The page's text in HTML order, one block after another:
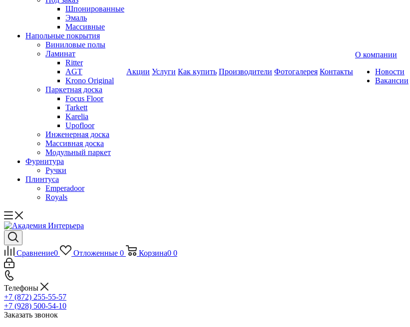
Шпонированные
Эмаль
Массивные
Напольные покрытия
Виниловые полы
Ламинат
Ritter
AGT
Krono Original
Паркетная доска
Focus Floor
Tarkett
Karelia
Upofloor
Инженерная доска
Массивная доска
Модульный паркет
Фурнитура
Ручки
Плинтуса
Emperadoor
Royals
Акции Услуги Как купить Производители Фотогалерея Контакты
О компании
Новости
Вакансии
Сравнение0 Отложенные 0 Корзина0 0
Телефоны
+7 (872) 255-55-57
+7 (928) 500-54-10
Заказать звонок